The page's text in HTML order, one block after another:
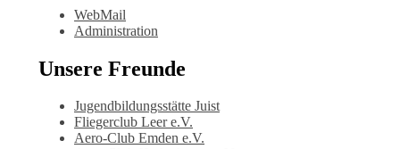
WebMail
Administration
Unsere Freunde
Jugendbildungsstätte Juist
Fliegerclub Leer e.V.
Aero-Club Emden e.V.